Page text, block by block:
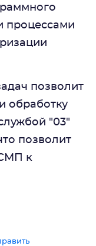
процессами
позволит
обработку
"03"
позволит
к